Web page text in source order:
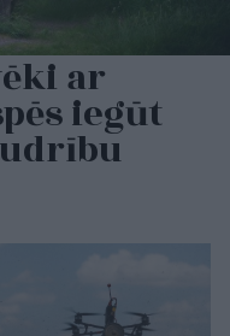
ar
iegūt